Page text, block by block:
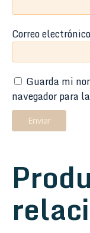
Correo electrónico
Guarda mi
navegador para